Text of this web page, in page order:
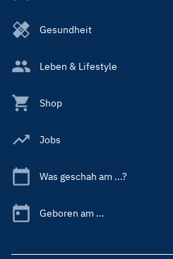
Gesundheit
Leben & Lifestyle
Shop
Jobs
Was geschah am ...?
Geboren am ...